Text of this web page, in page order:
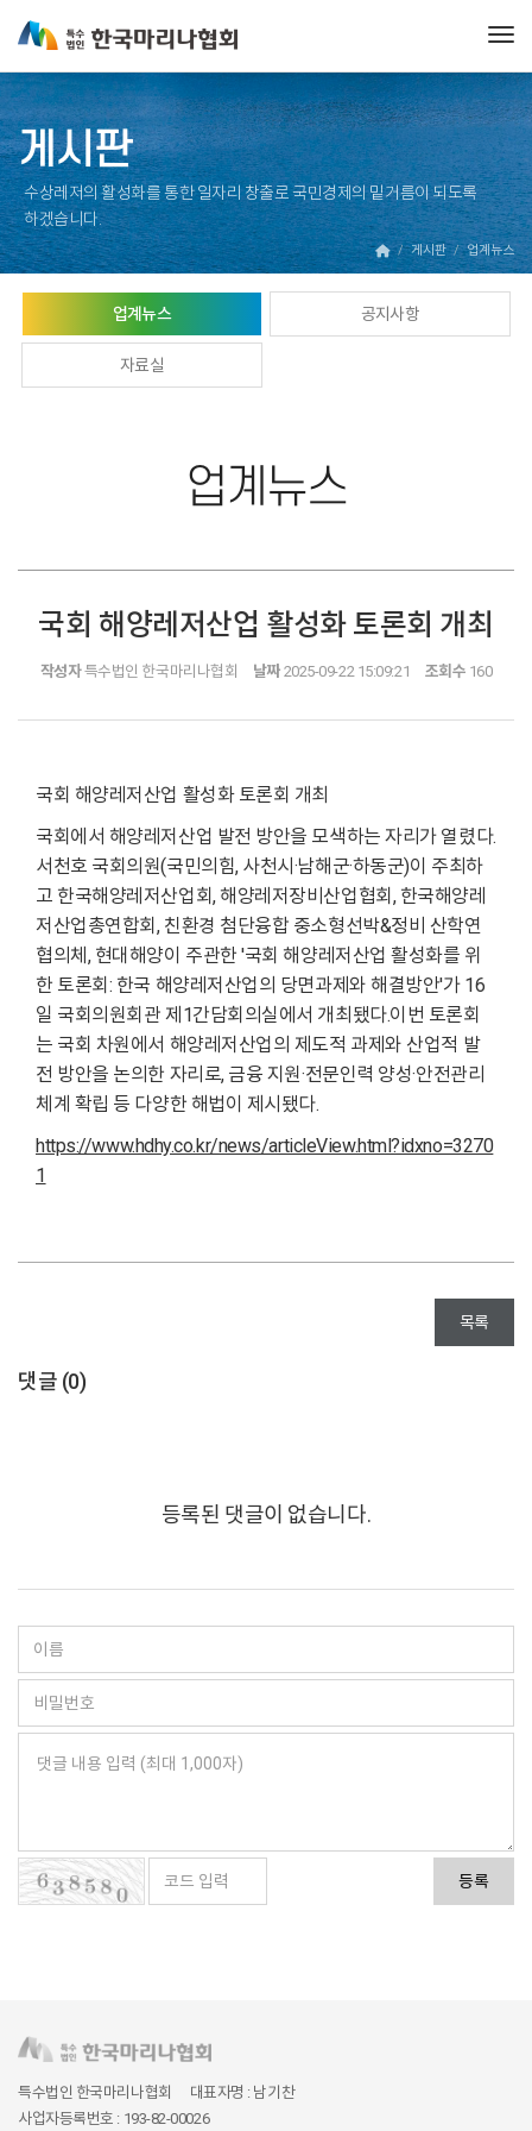
게시판
수상레저의 활성화를 통한 일자리 창출로 국민경제의 밑거름이 되도록
하겠습니다.
게시판 업계뉴스
업계뉴스 공지사항
자료실
업계뉴스
국회 해양레저산업 활성화 토론회 개최
작성자특수법인 한국마리나협회 날짜 2025-09-22 15:09:21 조회수 160
국회 해양레저산업 활성화 토론회 개최
국회에서 해양레저산업 발전 방안을 모색하는 자리가 열렸다.
서천호 국회의원(국민의힘, 사천시·남해군·하동군)이 주최하
고 한국해양레저산업회, 해양레저장비산업협회, 한국해양레
저산업총연합회, 친환경 첨단융합 중소형선박&정비 산학연
협의체, 현대해양이 주관한 '국회 해양레저산업 활성화를 위
한 토론회: 한국 해양레저산업의 당면과제와 해결방안'가 16
일 국회의원회관 제1간담회의실에서 개최됐다.이번 토론회
는 국회 차원에서 해양레저산업의 제도적 과제와 산업적 발
전 방안을 논의한 자리로, 금융 지원·전문인력 양성·안전관리
체계 확립 등 다양한 해법이 제시됐다.
https://www.hdhy.co.kr/news/articleView.html?idxno=3270
1
목록
댓글 (0)
등록된 댓글이 없습니다.
등록
특수법인 한국마리나협회
대표자명 : 남기찬
사업자등록번호 : 193-82-00026